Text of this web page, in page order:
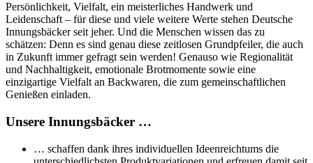
Persönlichkeit, Vielfalt, ein meisterliches Handwerk und
Leidenschaft – für diese und viele weitere Werte stehen Deutsche
Innungsbäcker seit jeher. Und die Menschen wissen das zu
schätzen: Denn es sind genau diese zeitlosen Grundpfeiler, die auch
in Zukunft immer gefragt sein werden! Genauso wie Regionalität
und Nachhaltigkeit, emotionale Brotmomente sowie eine
einzigartige Vielfalt an Backwaren, die zum gemeinschaftlichen
Genießen einladen.
Unsere Innungsbäcker …
… schaffen dank ihres individuellen Ideenreichtums die